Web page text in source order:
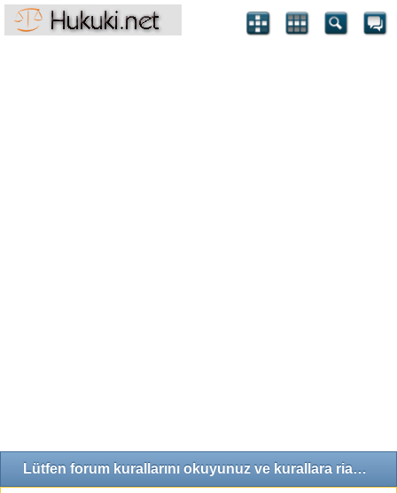
Lütfen forum kurallarını okuyunuz ve kurallara riayet ediniz!